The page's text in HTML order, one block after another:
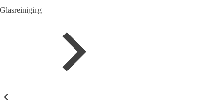
Glasreiniging